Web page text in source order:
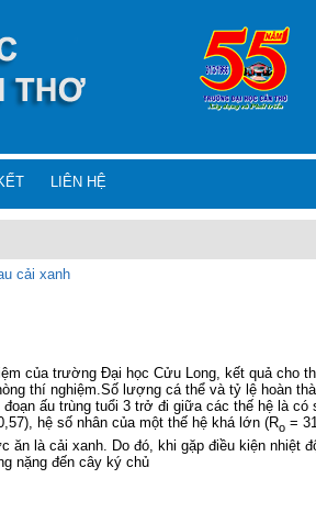
LIÊN HỆ
cải xanh
của trường Đại học Cửu Long, kết quả cho
thí nghiệm.Số lượng cá thể và tỷ lệ hoàn
ấu trùng tuổi 3 trở đi giữa các thế hệ là
hệ số nhân của một thế hệ khá lớn (Ro =
ăn là cải xanh. Do đó, khi gặp điều kiện nhiệt
nặng đến cây ký chủ